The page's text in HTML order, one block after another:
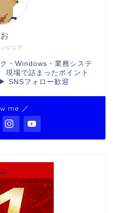
ジニア
・Windows・業務システ
現場で詰まったポイント
SNSフォロー歓迎
me ／